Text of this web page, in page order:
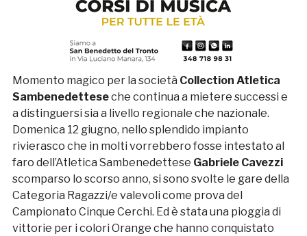
Momento magico per la società Collection Atletica
Sambenedetteseche continua a mietere successi e
a distinguersi sia a livello regionale che nazionale.
Domenica 12 giugno, nello splendido impianto
rivierasco che in molti vorrebbero fosse intestato al
faro dell’Atletica Sambenedettese Gabriele Cavezzi
scomparso lo scorso anno, si sono svolte le gare della
Categoria Ragazzi/e valevoli come prova del
Campionato Cinque Cerchi. Ed è stata una pioggia di
vittorie per i colori Orange che hanno conquistato